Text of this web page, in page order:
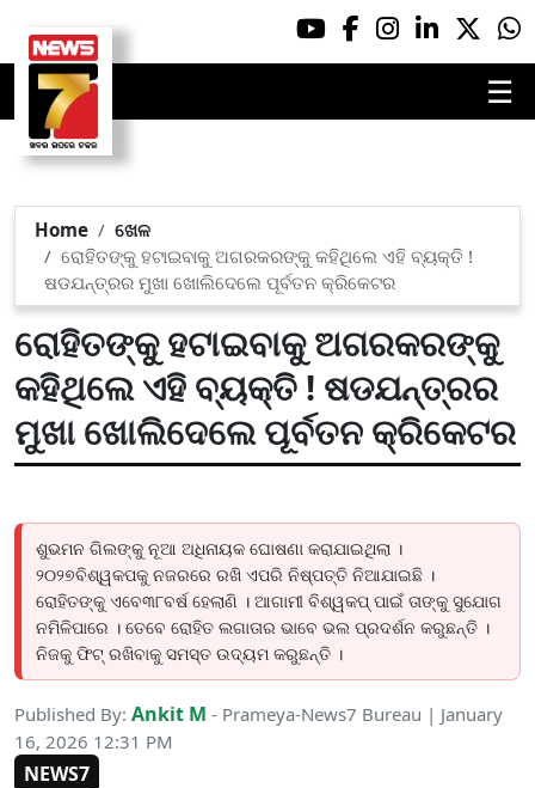
☰
Home
ଖେଳ
ରୋହିତଙ୍କୁ ହଟାଇବାକୁ ଅଗରକରଙ୍କୁ କହିଥିଲେ ଏହି ବ୍ୟକ୍ତି !
ଷଡଯନ୍ତ୍ରର ମୁଖା ଖୋଲିଦେଲେ ପୂର୍ବତନ କ୍ରିକେଟର
ରୋହିତଙ୍କୁ ହଟାଇବାକୁ ଅଗରକରଙ୍କୁ
କହିଥିଲେ ଏହି ବ୍ୟକ୍ତି ! ଷଡଯନ୍ତ୍ରର
ମୁଖା ଖୋଲିଦେଲେ ପୂର୍ବତନ କ୍ରିକେଟର
ଶୁଭମନ ଗିଲଙ୍କୁ ନୂଆ ଅଧିନାୟକ ଘୋଷଣା କରାଯାଇଥିଲା ।
୨୦୨୭ବିଶ୍ୱକପକୁ ନଜରରେ ରଖି ଏପରି ନିଷ୍ପତ୍ତି ନିଆଯାଇଛି ।
ରୋହିତଙ୍କୁ ଏବେ୩୮ବର୍ଷ ହେଲାଣି । ଆଗାମୀ ବିଶ୍ୱକପ୍ ପାଇଁ ତାଙ୍କୁ ସୁଯୋଗ
ନମିଳିପାରେ । ତେବେ ରୋହିତ ଲଗାତାର ଭାବେ ଭଲ ପ୍ରଦର୍ଶନ କରୁଛନ୍ତି ।
ନିଜକୁ ଫିଟ୍ ରଖିବାକୁ ସମସ୍ତ ଉଦ୍ୟମ କରୁଛନ୍ତି ।
Published By: Ankit M - Prameya-News7 Bureau | January
16, 2026 12:31 PM
NEWS7